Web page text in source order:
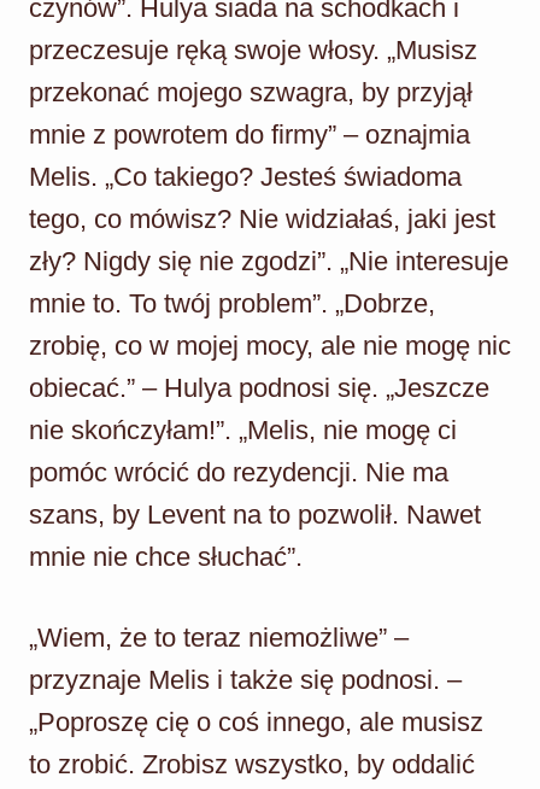
czynów”. Hulya siada na schodkach i
przeczesuje ręką swoje włosy. „Musisz
przekonać mojego szwagra, by przyjął
mnie z powrotem do firmy” – oznajmia
Melis. „Co takiego? Jesteś świadoma
tego, co mówisz? Nie widziałaś, jaki jest
zły? Nigdy się nie zgodzi”. „Nie interesuje
mnie to. To twój problem”. „Dobrze,
zrobię, co w mojej mocy, ale nie mogę nic
obiecać.” – Hulya podnosi się. „Jeszcze
nie skończyłam!”. „Melis, nie mogę ci
pomóc wrócić do rezydencji. Nie ma
szans, by Levent na to pozwolił. Nawet
mnie nie chce słuchać”.
„Wiem, że to teraz niemożliwe” –
przyznaje Melis i także się podnosi. –
„Poproszę cię o coś innego, ale musisz
to zrobić. Zrobisz wszystko, by oddalić